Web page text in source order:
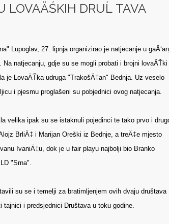
LOVAÄŚKIH DRUĹ TAVA
Lupoglav, 27. lipnja organizirao je natjecanje u
Na natjecanju, gdje su se mogli probati i brojni lovaÄŤki
je LovaÄŤka udruga "TrakošÄ‡an" Bednja. Uz veselo
i pjesmu proglašeni su pobjednici ovog natjecanja.
velika ipak su se istaknuli pojedinci te tako prvo i
BrliÄ‡ i Marijan Oreški iz Bednje, a treÄ‡e mjesto
IvaniÄ‡u, dok je u fair playu najbolji bio Branko
"Srna".
su se i temelji za bratimljenjem ovih dvaju društava
tajnici i predsjednici Društava u toku godine.